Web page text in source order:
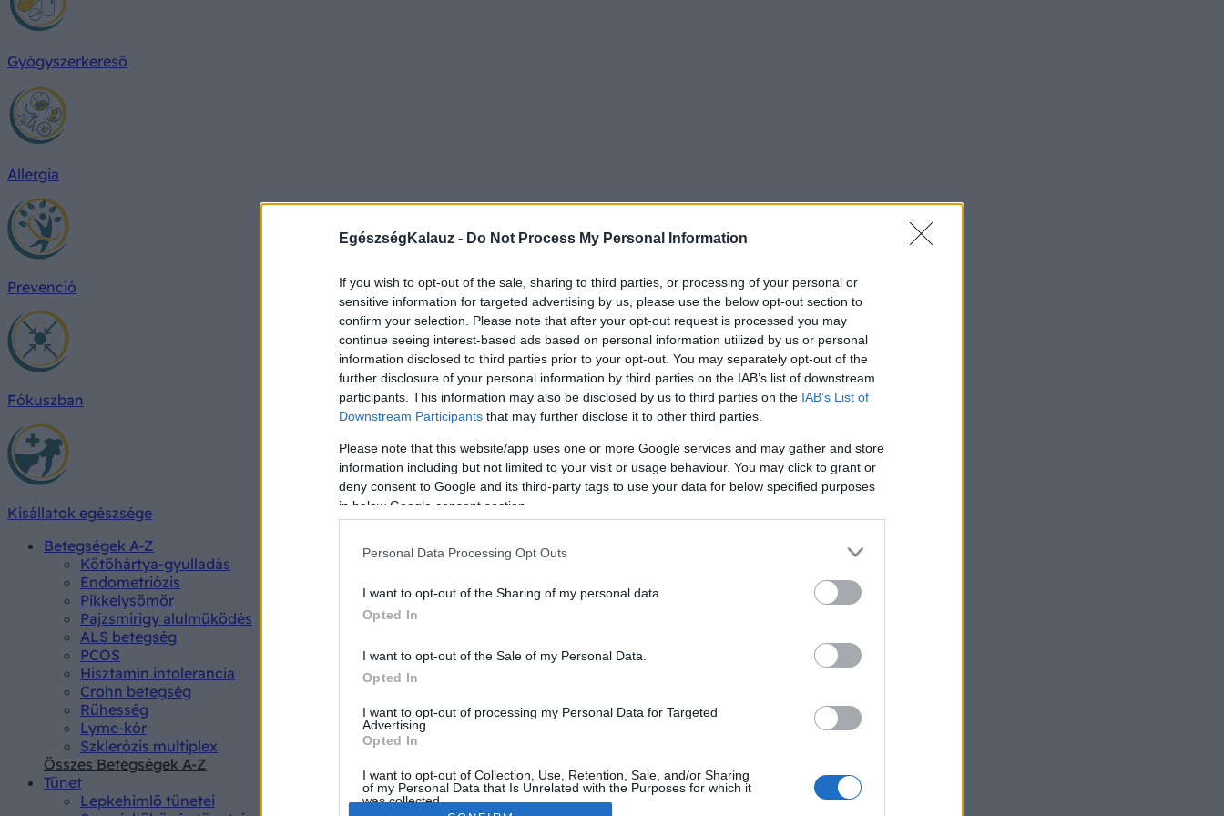
EgészségKalauz - Do Not Process My Personal Information
If you wish to opt-out of the sale, sharing to third parties, or processing of your personal or
sensitive information for targeted advertising by us, please use the below opt-out section to
confirm your selection. Please note that after your opt-out request is processed you may
continue seeing interest-based ads based on personal information utilized by us or personal
information disclosed to third parties prior to your opt-out. You may separately opt-out of the
further disclosure of your personal information by third parties on the IAB’s list of downstream
participants. This information may also be disclosed by us to third parties on the IAB’s List of
Downstream Participants that may further disclose it to other third parties.
Please note that this website/app uses one or more Google services and may gather and store
information including but not limited to your visit or usage behaviour. You may click to grant or
deny consent to Google and its third-party tags to use your data for below specified purposes
in below Google consent section.
Personal Data Processing Opt Outs
I want to opt-out of the Sharing of my personal data.
Opted In
I want to opt-out of the Sale of my Personal Data.
Opted In
I want to opt-out of processing my Personal Data for Targeted
Advertising.
Opted In
I want to opt-out of Collection, Use, Retention, Sale, and/or Sharing
of my Personal Data that Is Unrelated with the Purposes for which it
was collected.
Gyógyszerkereső
Allergia
Prevenció
Fókuszban
Kisállatok egészsége
Betegségek A-Z
Kötőhártya-gyulladás
Endometriózis
Pikkelysömör
Pajzsmirigy alulműködés
ALS betegség
PCOS
Hisztamin intolerancia
Crohn betegség
Rühesség
Lyme-kór
Szklerózis multiplex
Összes Betegségek A-Z
Tünet
Lepkehimlő tünetei